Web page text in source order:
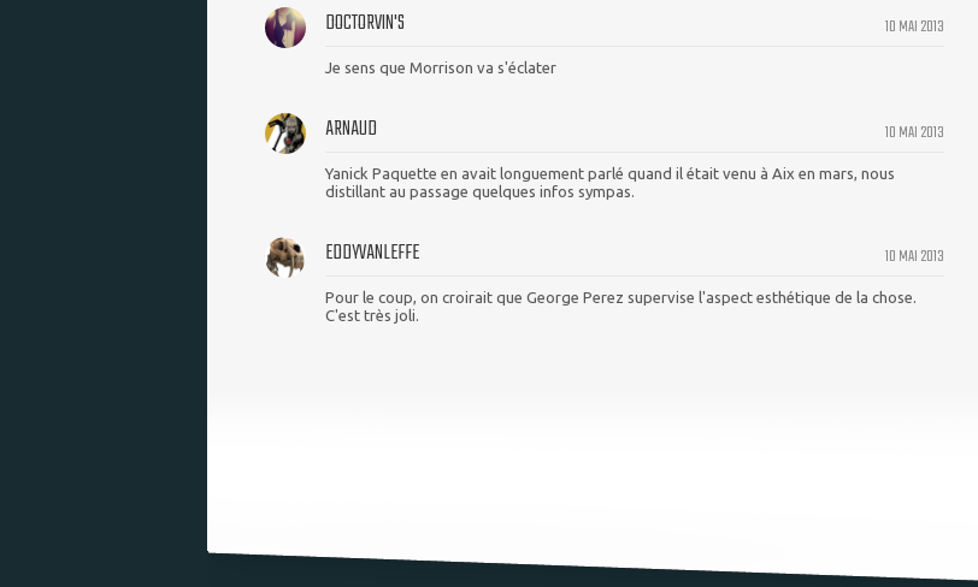
10 MAI 2013
DOCTORVIN'S
Je sens que Morrison va s'éclater
10 MAI 2013
ARNAUD
Yanick Paquette en avait longuement parlé quand il était venu à Aix en mars, nous
distillant au passage quelques infos sympas.
10 MAI 2013
EDDYVANLEFFE
Pour le coup, on croirait que George Perez supervise l'aspect esthétique de la chose.
C'est très joli.